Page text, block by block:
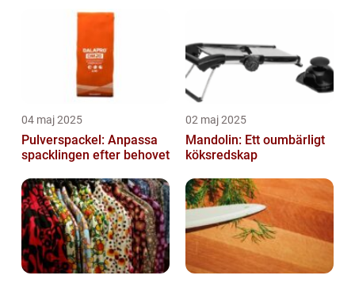
04 maj 2025
Pulverspackel: Anpassa
spacklingen efter behovet
02 maj 2025
Mandolin: Ett oumbärligt
köksredskap